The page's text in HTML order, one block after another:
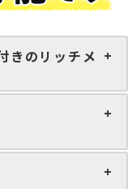
きのリッチメ